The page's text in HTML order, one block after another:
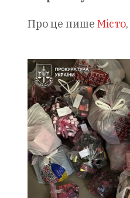
Про це пише Місто